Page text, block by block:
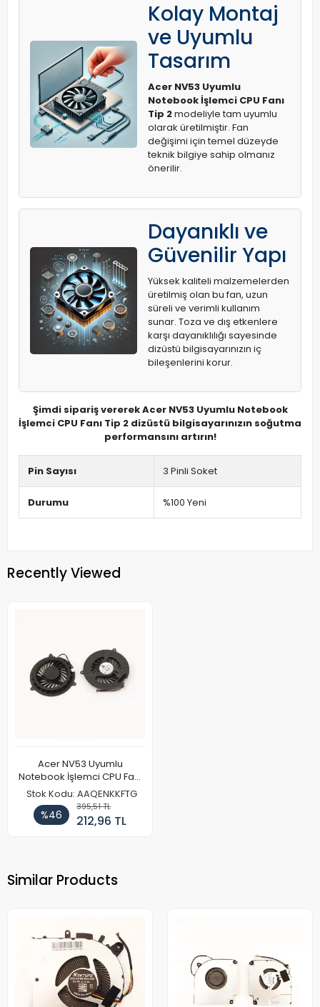
Kolay Montaj
ve Uyumlu
Tasarım
Acer NV53 Uyumlu
Notebook İşlemci CPU Fanı
Tip 2modeliyle tam uyumlu
olarak üretilmiştir. Fan
değişimi için temel düzeyde
teknik bilgiye sahip olmanız
önerilir.
Dayanıklı ve
Güvenilir Yapı
Yüksek kaliteli malzemelerden
üretilmiş olan bu fan, uzun
süreli ve verimli kullanım
sunar. Toza ve dış etkenlere
karşı dayanıklılığı sayesinde
dizüstü bilgisayarınızın iç
bileşenlerini korur.
Şimdi sipariş vererek Acer NV53 Uyumlu Notebook
İşlemci CPU Fanı Tip 2 dizüstü bilgisayarınızın soğutma
performansını artırın!
Pin Sayısı 3 Pinli Soket
Durumu %100 Yeni
Recently Viewed
Acer NV53 Uyumlu
Notebook İşlemci CPU Fanı
Tip 2
Stok Kodu: AAQENKKFTG
%46
395,51 TL
212,96 TL
Similar Products